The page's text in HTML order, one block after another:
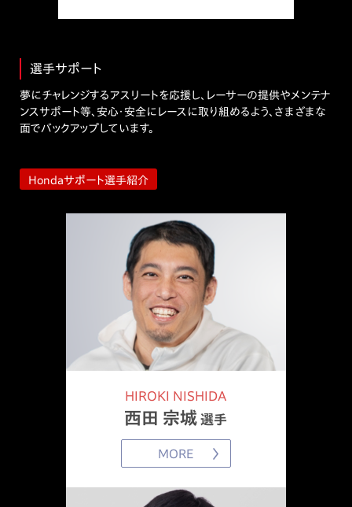
2024.4.20
ロンドンマラソン大会結果を更新
ボストンマラソン大会結果を更新
東京マラソン2024大会結果を更新
第42回大分国際車いすマラソン大会結果を公開
ニューヨークシティマラソン大会結果を更新
シカゴマラソン大会結果を更新
選手サポート
夢にチャレンジするアスリートを応援し、レーサーの提供やメンテナ
ンスサポート等、安心・安全にレースに取り組めるよう、さまざまな
面でバックアップしています。
Hondaサポート選手紹介
HIROKI NISHIDA
西田 宗城 選手
MORE